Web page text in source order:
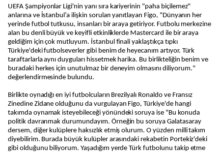
UEFA Şampiyonlar Ligi'nin yanı sıra kariyerinin "paha biçilemez"
anlarına ve İstanbul’a ilişkin soruları yanıtlayan Figo, "Dünyanın her
yerinde futbol tutkusu, insanları bir araya getiriyor. Futbolu merkezine
alan bu denli büyük ve keyifli etkinliklerde Mastercard ile bir araya
geldiğim için çok mutluyum. İstanbul finali yaklaştıkça tıpkı
Türkiye'deki futbolseverler gibi benim de heyecanım artıyor. Türk
taraftarlarla aynı duyguları hissetmek harika. Bu birlikteliğin benim ve
buradaki herkes için unutulmaz bir deneyim olmasını diliyorum."
değerlendirmesinde bulundu.
Birlikte oynadığı en iyi futbolcuların Brezilyalı Ronaldo ve Fransız
Zinedine Zidane olduğunu da vurgulayan Figo, Türkiye'de hangi
takımda oynamak isteyebileceği yönündeki soruya ise "Bu konuda
politik davranmak durumundayım. Örneğin bu soruya Galatasaray
dersem, diğer kulüplere haksızlık etmiş olurum. O yüzden milli takım
diyebilirim. Burada büyük kulüpler arasındaki rekabetin Portekiz'deki
gibi olduğunu biliyorum. Yaşadığım yerde Türk futbolunu takip etme